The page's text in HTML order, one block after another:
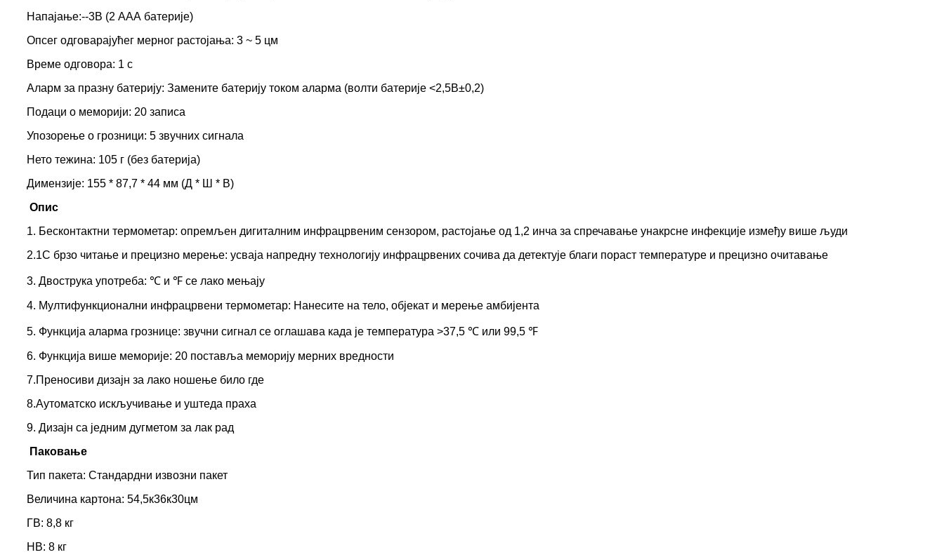
Напајање:--3В (2 ААА батерије)
Опсег одговарајућег мерног растојања: 3 ~ 5 цм
Време одговора: 1 с
Аларм за празну батерију: Замените батерију током аларма (волти батерије <2,5В±0,2)
Подаци о меморији: 20 записа
Упозорење о грозници: 5 звучних сигнала
Нето тежина: 105 г (без батерија)
Димензије: 155 * 87,7 * 44 мм (Д * Ш * В)
Опис
1. Бесконтактни термометар: опремљен дигиталним инфрацрвеним сензором, растојање од 1,2 инча за спречавање унакрсне инфекције између више људи
2.1С брзо читање и прецизно мерење: усваја напредну технологију инфрацрвених сочива да детектује благи пораст температуре и прецизно очитавање
3. Двострука употреба: ℃ и ℉ се лако мењају
4. Мултифункционални инфрацрвени термометар: Нанесите на тело, објекат и мерење амбијента
5. Функција аларма грознице: звучни сигнал се оглашава када је температура >37,5 ℃ или 99,5 ℉
6. Функција више меморије: 20 поставља меморију мерних вредности
7.Преносиви дизајн за лако ношење било где
8.Аутоматско искључивање и уштеда праха
9. Дизајн са једним дугметом за лак рад
Паковање
Тип пакета: Стандардни извозни пакет
Величина картона: 54,5к36к30цм
ГВ: 8,8 кг
НВ: 8 кг